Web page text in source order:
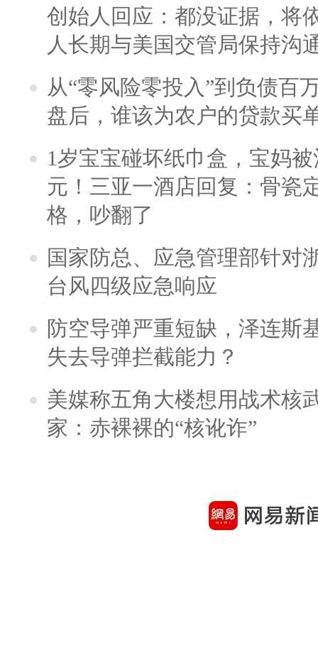
创始人回应：都没证据，将
人长期与美国交管局保持沟
从“零风险零投入”到负债百
盘后，谁该为农户的贷款买
1岁宝宝碰坏纸巾盒，宝妈
元！三亚一酒店回复：骨瓷
格，吵翻了
国家防总、应急管理部针对
台风四级应急响应
防空导弹严重短缺，泽连斯
失去导弹拦截能力？
美媒称五角大楼想用战术核
家：赤裸裸的“核讹诈”